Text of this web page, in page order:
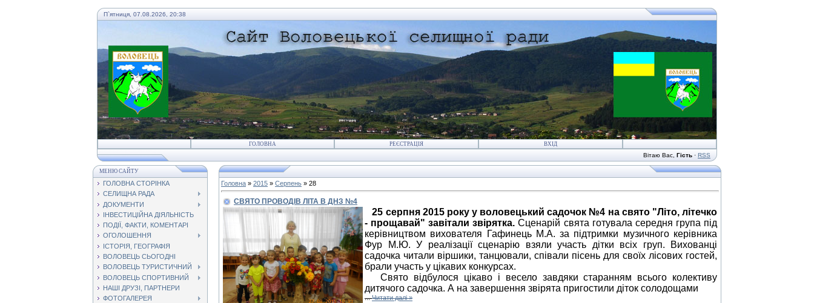
П`ятниця, 07.08.2026, 20:38
ГОЛОВНА РЕЄСТРАЦІЯ ВХІД
Вітаю Вас Гість · RSS
МЕНЮ САЙТУ
ГОЛОВНА СТОРІНКА
СЕЛИЩНА РАДА
ДОКУМЕНТИ
ІНВЕСТИЦІЙНА ДІЯЛЬНІСТЬ
ПОДІЇ, ФАКТИ, КОМЕНТАРІ
ОГОЛОШЕННЯ
ІСТОРІЯ, ГЕОГРАФІЯ
ВОЛОВЕЦЬ СЬОГОДНІ
ВОЛОВЕЦЬ ТУРИСТИЧНИЙ
ВОЛОВЕЦЬ СПОРТИВНИЙ
НАШІ ДРУЗІ, ПАРТНЕРИ
ФОТОГАЛЕРЕЯ
Головна » 2015 » Серпень » 28
СВЯТО ПРОВОДІВ ЛІТА В ДНЗ №4
25 серпня 2015 року у воловецький садочок №4 на свято "Літо, літечко
- прощавай" завітали звірятка. Сценарій свята готувала середня група під
керівництвом вихователя Гафинець М.А. за підтримки музичного керівника
Фур М.Ю. У реалізації сценарію взяли участь дітки всіх груп. Вихованці
садочка читали віршики, танцювали, співали пісень для своїх лісових гостей,
брали участь у цікавих конкурсах.
Свято відбулося цікаво і весело завдяки старанням всього колективу
дитячого садочка. А на завершення звірята пригостили діток солодощами
...Читати далі »